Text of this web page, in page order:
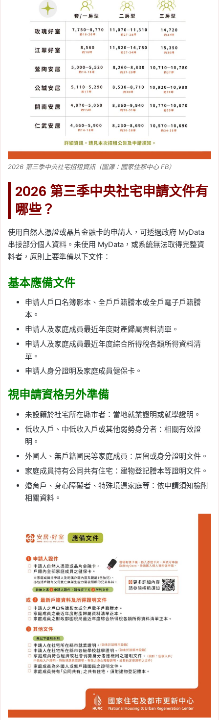
2026 第三季中央社宅招租資訊（圖源：國家住都中心 FB）
2026 第三季中央社宅申請文件有
哪些？
使用自然人憑證或晶片金融卡的申請人，可透過政府 MyData
串接部分個人資料。未使用 MyData，或系統無法取得完整資
料者，原則上要準備以下文件：
基本應備文件
申請人戶口名簿影本、全戶戶籍謄本或全戶電子戶籍謄
本。
申請人及家庭成員最近年度財產歸屬資料清單。
申請人及家庭成員最近年度綜合所得稅各類所得資料清
單。
申請人身分證明及家庭成員健保卡。
視申請資格另外準備
未設籍於社宅所在縣市者：當地就業證明或就學證明。
低收入戶、中低收入戶或其他弱勢身分者：相關有效證
明。
外國人、無戶籍國民等家庭成員：居留或身分證明文件。
家庭成員持有公同共有住宅：建物登記謄本等證明文件。
婚育戶、身心障礙者、特殊境遇家庭等：依申請須知檢附
相關資料。